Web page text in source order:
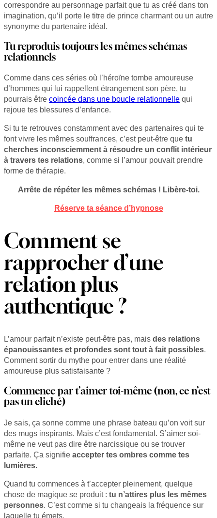
correspondre au personnage parfait que tu as créé dans ton
imagination, qu’il porte le titre de prince charmant ou un autre
synonyme du partenaire idéal.
Tu reproduis toujours les mêmes schémas
relationnels
Comme dans ces séries où l’héroïne tombe amoureuse
d’hommes qui lui rappellent étrangement son père, tu
pourrais être coincée dans une boucle relationnelle qui
rejoue tes blessures d’enfance.
Si tu te retrouves constamment avec des partenaires qui te
font vivre les mêmes souffrances, c’est peut-être que tu
cherches inconsciemment à résoudre un conflit intérieur
à travers tes relations, comme si l’amour pouvait prendre
forme de thérapie.
Arrête de répéter les mêmes schémas ! Libère-toi.
Réserve ta séance d’hypnose
Comment se
rapprocher d’une
relation plus
authentique ?
L’amour parfait n’existe peut-être pas, mais des relations
épanouissantes et profondes sont tout à fait possibles.
Comment sortir du mythe pour entrer dans une réalité
amoureuse plus satisfaisante ?
Commence par t’aimer toi-même (non, ce n’est
pas un cliché)
Je sais, ça sonne comme une phrase bateau qu’on voit sur
des mugs inspirants. Mais c’est fondamental. S’aimer soi-
même ne veut pas dire être narcissique ou se trouver
parfaite. Ça signifie accepter tes ombres comme tes
lumières
Quand tu commences à t’accepter pleinement, quelque
chose de magique se produit : tu n’attires plus les mêmes
personnes. C’est comme si tu changeais la fréquence sur
laquelle tu émets.